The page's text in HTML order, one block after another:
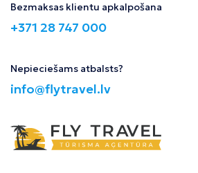
Bezmaksas klientu apkalpošana
+371 28 747 000
Nepieciešams atbalsts?
info@flytravel.lv